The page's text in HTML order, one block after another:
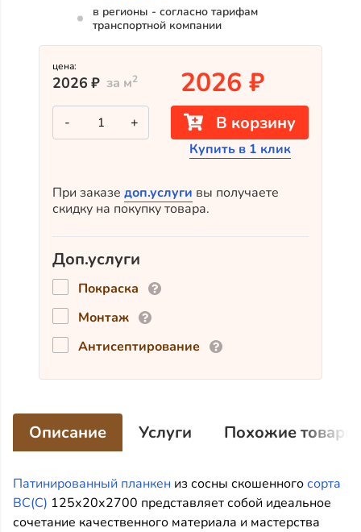
в регионы - согласно тарифам
транспортной компании
цена:
2026 ₽ за м2 2026 ₽
-
Количество
товара
Патинированный
скошенный
ВС(С)
125х20х2700
+ В корзину
Купить в 1 клик
При заказе доп.услуги вы получаете
скидку на покупку товара.
Доп.услуги
Покраска
Монтаж
Антисептирование
Описание Услуги Похожие товары
Патинированный планкен из сосны скошенногосорта
ВС(С) 125х20х2700 представляет собой идеальное
сочетание качественного материала и мастерства